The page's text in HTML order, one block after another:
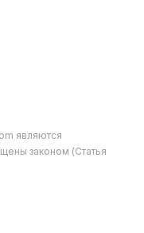
являются
законом (Статья